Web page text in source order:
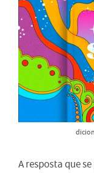
A resposta que